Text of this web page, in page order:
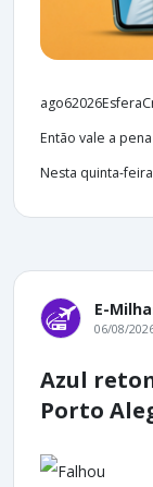
Então vale a
Nesta quinta-
E-
06/08/
Azul
Porto